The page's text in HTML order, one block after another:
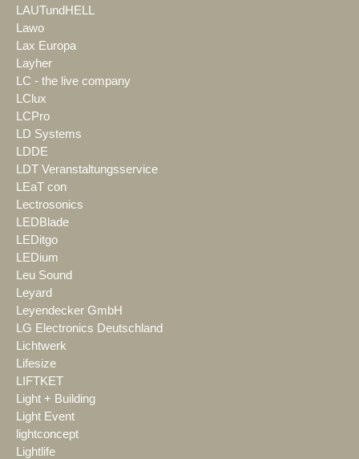
LAUTundHELL
Lawo
Lax Europa
Layher
LC - the live company
LClux
LCPro
LD Systems
LDDE
LDT Veranstaltungsservice
LEaT con
Lectrosonics
LEDBlade
LEDitgo
LEDium
Leu Sound
Leyard
Leyendecker GmbH
LG Electronics Deutschland
Lichtwerk
Lifesize
LIFTKET
Light + Building
Light Event
lightconcept
Lightlife